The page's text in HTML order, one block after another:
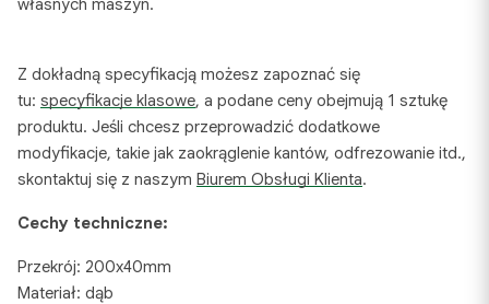
własnych maszyn.
Z dokładną specyfikacją możesz zapoznać się
tu: specyfikacje klasowe, a podane ceny obejmują 1 sztukę
produktu. Jeśli chcesz przeprowadzić dodatkowe
modyfikacje, takie jak zaokrąglenie kantów, odfrezowanie itd.,
skontaktuj się z naszym Biurem Obsługi Klienta.
Cechy techniczne:
Przekrój: 200x40mm
Materiał: dąb